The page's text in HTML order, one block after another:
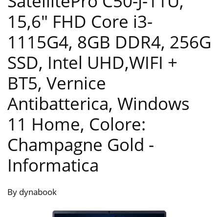
15,6″ FHD Core i3-
1115G4, 8GB DDR4, 256G
SSD, Intel UHD,WIFI +
BT5, Vernice
Antibatterica, Windows
11 Home, Colore:
Champagne Gold -
Informatica
By dynabook